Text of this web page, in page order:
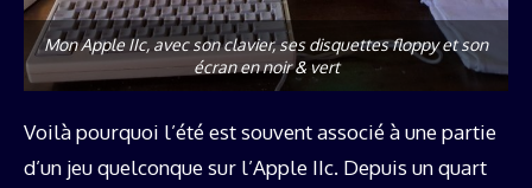
Mon Apple IIc, avec son clavier, ses disquettes floppy et son
écran en noir & vert
Voilà pourquoi l’été est souvent associé à une partie
d’un jeu quelconque sur l’Apple IIc. Depuis un quart